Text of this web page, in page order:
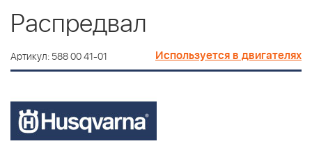
Распредвал
Артикул: 588 00 41-01 Используется в двигателях